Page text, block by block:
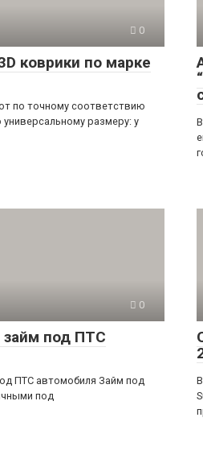
0
коврики по марке
по точному соответствию
размеру: у
0
займ под ПТС
ПТС автомобиля Займ под
под